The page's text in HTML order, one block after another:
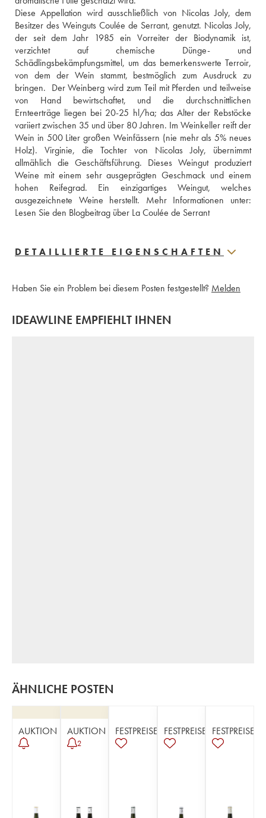
Diese Appellation wird ausschließlich von Nicolas Joly, dem
Besitzer des Weinguts Coulée de Serrant, genutzt. Nicolas Joly,
der seit dem Jahr 1985 ein Vorreiter der Biodynamik ist,
verzichtet auf chemische Dünge- und
Schädlingsbekämpfungsmittel, um das bemerkenswerte Terroir,
von dem der Wein stammt, bestmöglich zum Ausdruck zu
bringen.  Der Weinberg wird zum Teil mit Pferden und teilweise
von Hand bewirtschaftet, und die durchschnittlichen
Ernteerträge liegen bei 20-25 hl/ha; das Alter der Rebstöcke
variiert zwischen 35 und über 80 Jahren. Im Weinkeller reift der
Wein in 500 Liter großen Weinfässern (nie mehr als 5% neues
Holz). Virginie, die Tochter von Nicolas Joly, übernimmt
allmählich die Geschäftsführung. Dieses Weingut produziert
Weine mit einem sehr ausgeprägten Geschmack und einem
hohen Reifegrad. Ein einzigartiges Weingut, welches
Lesen Sie den Blogbeitrag über La Coulée de Serrant
DETAILLIERTE EIGENSCHAFTEN
Haben Sie ein Problem bei diesem Posten festgestellt? Melden
IDEAWLINE EMPFIEHLT IHNEN
ÄHNLICHE POSTEN
AUKTION AUKTION
2
FESTPREISE FESTPREISE FESTPREISE